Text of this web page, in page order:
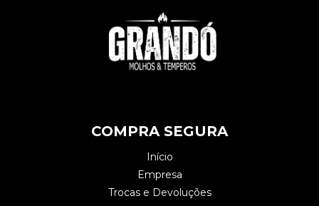
COMPRA SEGURA
Início
Empresa
Trocas e Devoluções